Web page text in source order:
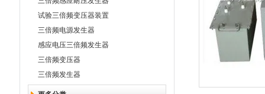
试验三倍频变压器装置
三倍频电源发生器
感应电压三倍频发生器
三倍频变压器
三倍频发生器